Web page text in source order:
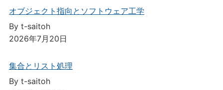
オブジェクト指向とソフトウェア工学
By t-saitoh
2026年7月20日
集合とリスト処理
By t-saitoh